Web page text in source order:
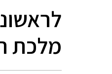
מלכת